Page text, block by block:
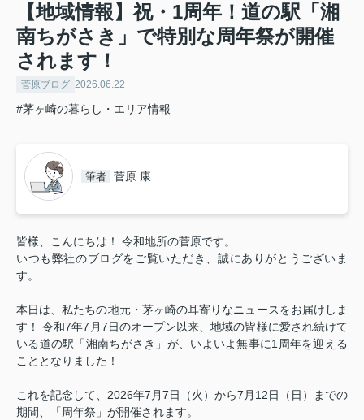
【地域情報】祝・1周年！道の駅「湘
南ちがさき」で特別な周年祭が開催
されます！
菅原ブログ 2026.06.22
#茅ヶ崎の暮らし・エリア情報
筆者 菅原 康
皆様、こんにちは！ 令和地所の菅原です。
いつも弊社のブログをご覧いただき、誠にありがとうございま
す。
本日は、私たちの地元・茅ヶ崎の耳寄りなニュースをお届けしま
す！ 令和7年7月7日のオープン以来、地域の皆様に愛され続けて
いる道の駅「湘南ちがさき」が、いよいよ無事に1周年を迎える
こととなりました！
これを記念して、2026年7月7日（火）から7月12日（日）
までの
期間、
「周年祭」が開催されます。